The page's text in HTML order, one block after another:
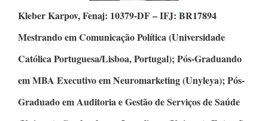
Kleber Karpov,Fenaj: 10379-DF – IFJ: BR17894
Mestrando em Comunicação Política(Universidade
Católica Portuguesa/Lisboa, Portugal);Pós-Graduando
em MBA Executivo em Neuromarketing(Unyleya);Pós-
Graduado em Auditoria e Gestão de Serviços de Saúde